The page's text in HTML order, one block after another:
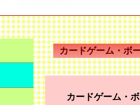
カードゲーム・ボ
カードゲーム・